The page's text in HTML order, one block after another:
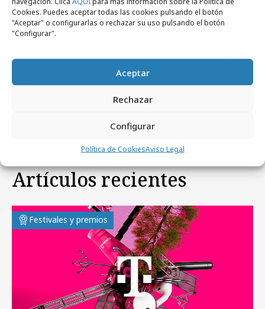
Cookies. Puedes aceptar todas las cookies pulsando el botón
"Aceptar" o configurarlas o rechazar su uso pulsando el botón
"Configurar".
Aceptar
Rechazar
Configurar
Política de CookiesAviso Legal
El Sol cierra su período más internacional
Artículos recientes
Festivales y premios